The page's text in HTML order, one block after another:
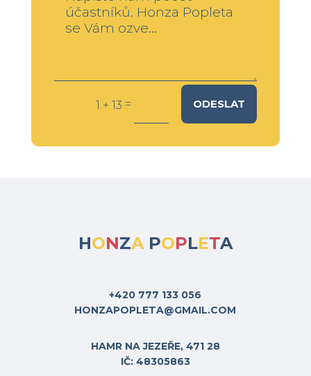
1 + 13 = ODESLAT
HONZA POPLETA
+420 777 133 056
HONZAPOPLETA@GMAIL.COM
HAMR NA JEZEŘE, 471 28
IČ: 48305863